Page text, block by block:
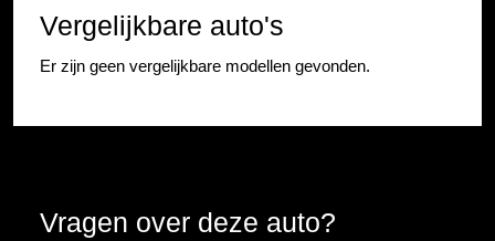
Vergelijkbare auto's
Er zijn geen vergelijkbare modellen gevonden.
Vragen over deze auto?